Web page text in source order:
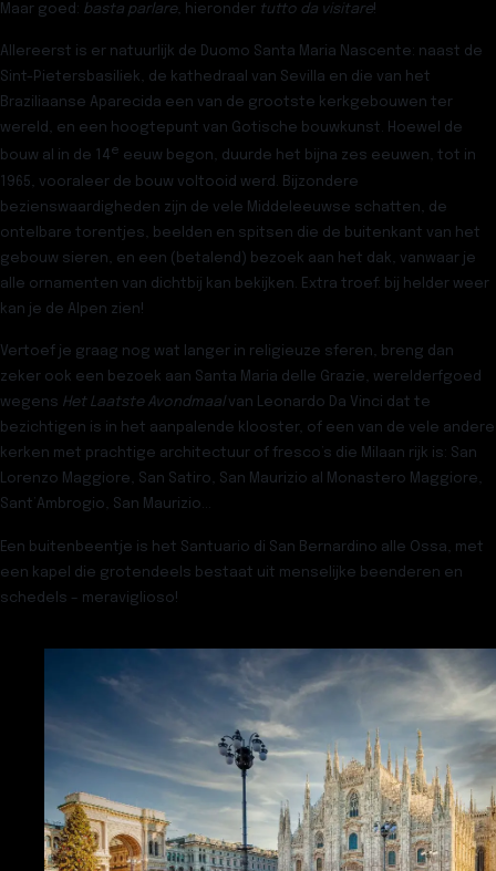
Maar goed: basta parlare, hieronder tutto da visitare!
Allereerst is er natuurlijk de Duomo Santa Maria Nascente: naast de
Sint-Pietersbasiliek, de kathedraal van Sevilla en die van het
Braziliaanse Aparecida een van de grootste kerkgebouwen ter
wereld, en een hoogtepunt van Gotische bouwkunst. Hoewel de
bouw al in de 14e eeuw begon, duurde het bijna zes eeuwen, tot in
1965, vooraleer de bouw voltooid werd. Bijzondere
bezienswaardigheden zijn de vele Middeleeuwse schatten, de
ontelbare torentjes, beelden en spitsen die de buitenkant van het
gebouw sieren, en een (betalend) bezoek aan het dak, vanwaar je
alle ornamenten van dichtbij kan bekijken. Extra troef: bij helder weer
kan je de Alpen zien!
Vertoef je graag nog wat langer in religieuze sferen, breng dan
zeker ook een bezoek aan Santa Maria delle Grazie, werelderfgoed
wegens Het Laatste Avondmaalvan Leonardo Da Vinci dat te
bezichtigen is in het aanpalende klooster, of een van de vele andere
kerken met prachtige architectuur of fresco’s die Milaan rijk is: San
Lorenzo Maggiore, San Satiro, San Maurizio al Monastero Maggiore,
Sant’Ambrogio, San Maurizio…
Een buitenbeentje is het Santuario di San Bernardino alle Ossa, met
een kapel die grotendeels bestaat uit menselijke beenderen en
schedels – meraviglioso!